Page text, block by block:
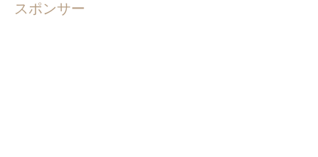
スポンサー